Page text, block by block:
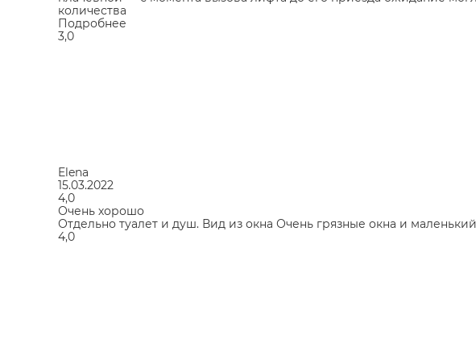
количества
Подробнее
3,0
Elena
15.03.2022
4,0
Очень хорошо
Отдельно туалет и душ. Вид из окна Очень грязные окна и
4,0